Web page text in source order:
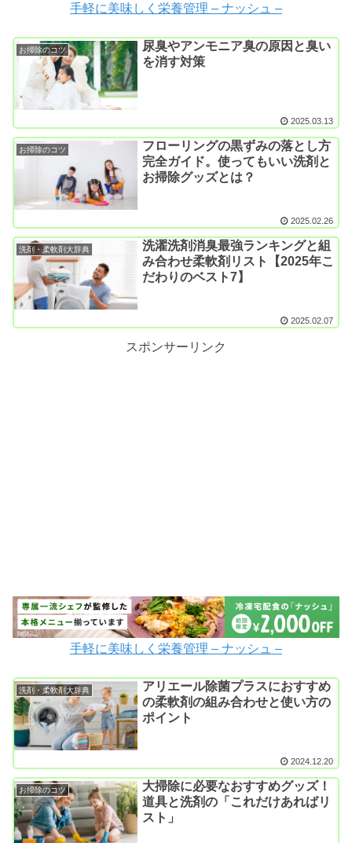
手軽に美味しく栄養管理 – ナッシュ –
お掃除のコツ
尿臭やアンモニア臭の原因と臭い
を消す対策
2025.03.13
お掃除のコツ
フローリングの黒ずみの落とし方
完全ガイド。使ってもいい洗剤と
お掃除グッズとは？
2025.02.26
洗剤・柔軟剤大辞典
洗濯洗剤消臭最強ランキングと組
み合わせ柔軟剤リスト【2025年こ
だわりのベスト7】
2025.02.07
スポンサーリンク
手軽に美味しく栄養管理 – ナッシュ –
洗剤・柔軟剤大辞典
アリエール除菌プラスにおすすめ
の柔軟剤の組み合わせと使い方の
ポイント
2024.12.20
お掃除のコツ
大掃除に必要なおすすめグッズ！
道具と洗剤の「これだけあればリ
スト」